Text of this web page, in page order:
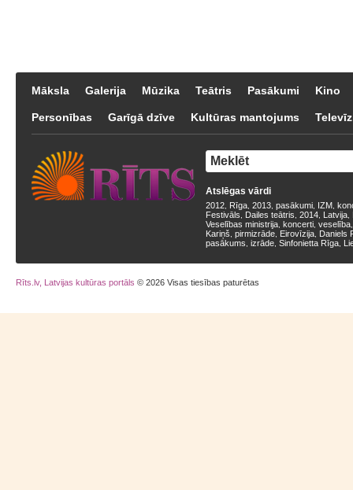
Māksla Galerija Mūzika Teātris Pasākumi Kino
Personības Garīgā dzīve Kultūras mantojums
Atslēgas vārdi
2012 Rīga 2013 pasākumi IZM
Festivāls
Dailes teātris 2014 Latvija
Veselības ministrija koncerti veselība
Kariņš pirmizrāde Eirovīzija Daniels
pasākums izrāde Sinfonietta Rīga
Rīts.lv, Latvijas kultūras portāls © 2026 Visas tiesības paturētas